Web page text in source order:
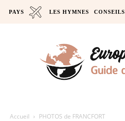
PAYS LES HYMNES CONSEILS
Accueil PHOTOS de FRANCFORT